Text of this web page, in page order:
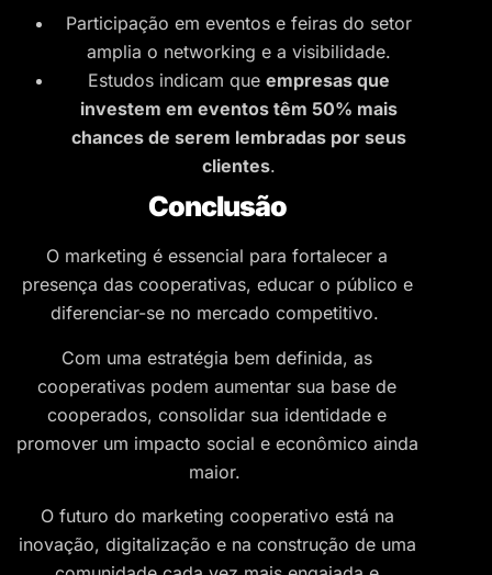
Participação em eventos e feiras do setor
amplia o networking e a visibilidade.
Estudos indicam que empresas que
investem em eventos têm 50% mais
chances de serem lembradas por seus
clientes.
Conclusão
O marketing é essencial para fortalecer a
presença das cooperativas, educar o público e
diferenciar-se no mercado competitivo.
Com uma estratégia bem definida, as
cooperativas podem aumentar sua base de
cooperados, consolidar sua identidade e
promover um impacto social e econômico ainda
maior.
O futuro do marketing cooperativo está na
inovação, digitalização e na construção de uma